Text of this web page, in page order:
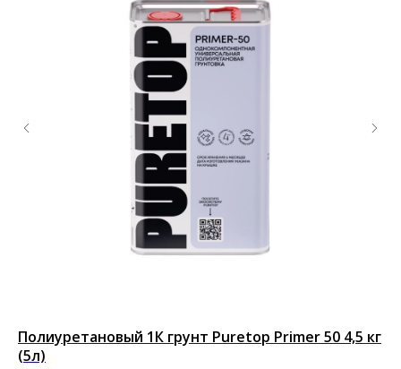
Полиуретановый 1К грунт Puretop Primer 50 4,5 кг
(5л)